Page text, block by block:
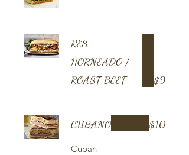
RES
HORNEADO /
ROAST BEEF
$9
CUBANO
Cuban
$10